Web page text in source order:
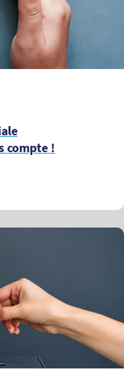
compte !